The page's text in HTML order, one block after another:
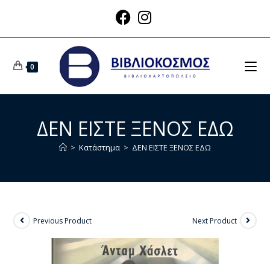
0
ΔΕΝ ΕΙΣΤΕ ΞΕΝΟΣ ΕΔΩ
> Κατάστημα > ΔΕΝ ΕΙΣΤΕ ΞΕΝΟΣ ΕΔΩ
Previous Product Next Product